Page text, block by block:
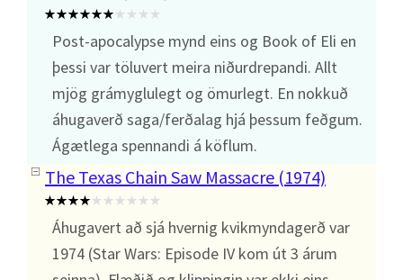
Post-apocalypse mynd eins og Book of Eli en
þessi var töluvert meira niðurdrepandi. Allt
mjög grámyglulegt og ömurlegt. En nokkuð
áhugaverð saga/ferðalag hjá þessum feðgum.
Ágætlega spennandi á köflum.
The Texas Chain Saw Massacre (1974)
Áhugavert að sjá hvernig kvikmyndagerð var
1974 (Star Wars: Episode IV kom út 3 árum